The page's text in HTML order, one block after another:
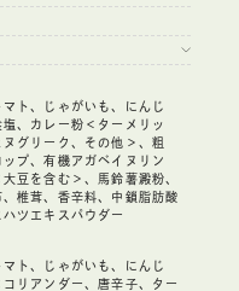
ト、じゃがいも、にんじ
、カレー粉＜ターメリッ
グリーク、その他＞、粗
プ、有機アガベイヌリン
豆を含む＞、馬鈴薯澱粉、
椎茸、香辛料、中鎖脂肪酸
ツエキスパウダー
ト、じゃがいも、にんじ
リアンダー、唐辛子、ター